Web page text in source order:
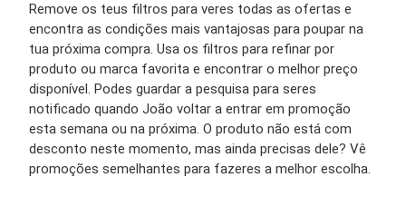
Remove os teus filtros para veres todas as ofertas e
encontra as condições mais vantajosas para poupar na
tua próxima compra. Usa os filtros para refinar por
produto ou marca favorita e encontrar o melhor preço
disponível. Podes guardar a pesquisa para seres
notificado quando João voltar a entrar em promoção
esta semana ou na próxima. O produto não está com
desconto neste momento, mas ainda precisas dele? Vê
promoções semelhantes para fazeres a melhor escolha.